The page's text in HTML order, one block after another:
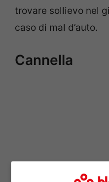
trovare sollievo nel
caso di mal d’auto.
Cannella